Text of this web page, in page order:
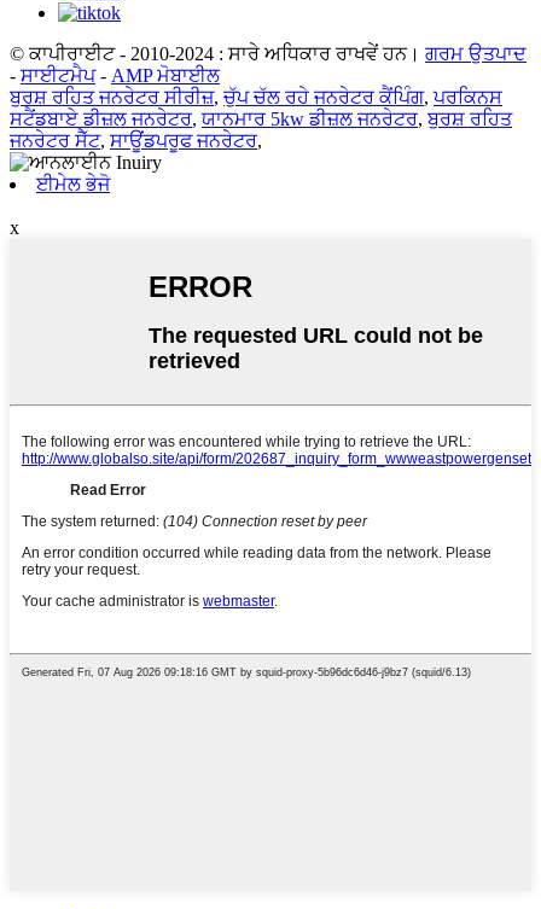
© ਕਾਪੀਰਾਈਟ - 2010-2024 : ਸਾਰੇ ਅਧਿਕਾਰ ਰਾਖਵੇਂ ਹਨ। ਗਰਮ ਉਤਪਾਦ
- ਸਾਈਟਮੈਪ- AMP ਮੋਬਾਈਲ
ਬੁਰਸ਼ ਰਹਿਤ ਜਨਰੇਟਰ ਸੀਰੀਜ਼, ਚੁੱਪ ਚੱਲ ਰਹੇ ਜਨਰੇਟਰ ਕੈਂਪਿੰਗ,ਪਰਕਿਨਸ
ਸਟੈਂਡਬਾਏ ਡੀਜ਼ਲ ਜਨਰੇਟਰ, ਯਾਨਮਾਰ 5kw ਡੀਜ਼ਲ ਜਨਰੇਟਰ,ਬੁਰਸ਼ ਰਹਿਤ
ਜਨਰੇਟਰ ਸੈੱਟ, ਸਾਊਂਡਪਰੂਫ ਜਨਰੇਟਰ,
ਈਮੇਲ ਭੇਜੋ
x